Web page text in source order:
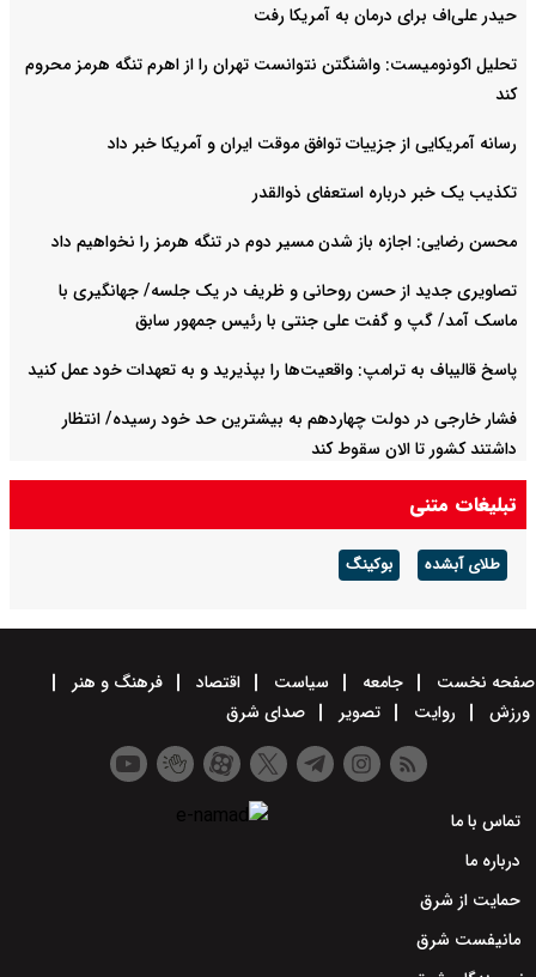
حیدر علی‌اف برای درمان به آمریکا رفت
تحلیل اکونومیست: واشنگتن نتوانست تهران را از اهرم تنگه هرمز محروم
کند
رسانه آمریکایی از جزییات توافق موقت ایران و آمریکا خبر داد
تکذیب یک خبر درباره استعفای ذوالقدر
محسن رضایی: اجازه باز شدن مسیر دوم در تنگه هرمز را نخواهیم داد
تصاویری جدید از حسن روحانی و ظریف در یک جلسه/ جهانگیری با
ماسک آمد/ گپ و گفت علی جنتی با رئیس جمهور سابق
پاسخ قالیباف به ترامپ: واقعیت‌ها را بپذیرید و به تعهدات خود عمل کنید
فشار خارجی در دولت چهاردهم به بیشترین حد خود رسیده/ انتظار
داشتند کشور تا الان سقوط کند
تبلیغات متنی
طلای آبشده بوکینگ
صفحه نخست جامعه سیاست اقتصاد
فرهنگ و هنر
ورزش
روایت تصویر صدای شرق
تماس با ما
درباره ما
حمایت از شرق
مانیفست شرق